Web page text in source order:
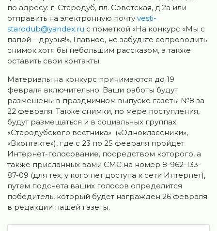
по адресу: г. Стародуб, пл. Советская, д.2а или
отправить на электронную почту vesti-
starodub@yandex.ru с пометкой «На конкурс «Мы с
папой – друзья!». Главное, не забудьте сопроводить
снимок хотя бы небольшим рассказом, а также
оставить свои контакты.
Материалы на конкурс принимаются до 19
февраля включительно. Ваши работы будут
размещены в праздничном выпуске газеты №8 за
22 февраля. Также снимки, по мере поступления,
будут размещаться и в социальных группах
«Стародубского вестника» («Одноклассники»,
«Вконтакте»), где с 23 по 25 февраля пройдет
Интернет-голосование, посредством которого, а
также присланных вами СМС на номер 8-962-133-
87-09 (для тех, у кого нет доступа к сети Интернет),
путем подсчета ваших голосов определится
победитель, который будет награжден 26 февраля
в редакции нашей газеты.